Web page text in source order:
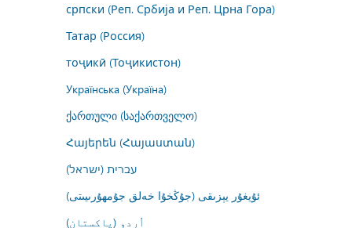
српски (Реп. Србија и Реп. Црна Гора)
Татар (Россия)
тоҷикӣ (Тоҷикистон)
Українська (Україна)
ქართული (საქართველო)
Հայերեն (Հայաստան)
עברית (ישראל)
ئۇيغۇر يېزىقى (جۇڭخۇا خەلق جۇمھۇرىيىتى)
اُردو (پاکستان)